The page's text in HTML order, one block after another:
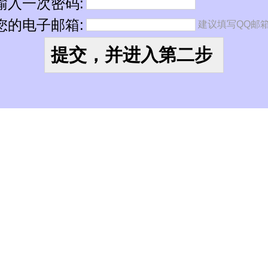
入一次密码:
的电子邮箱: 建议填写QQ邮